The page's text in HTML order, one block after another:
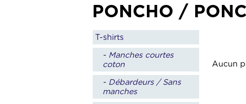
PONCHO /
T-shirts
- Manches courtes
coton
- Débardeurs / Sans
manches
Aucun